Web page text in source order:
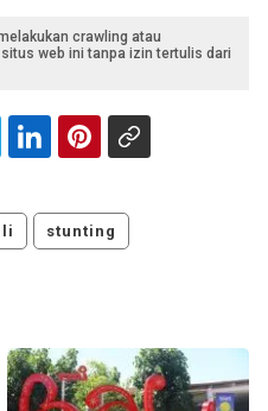
crawling atau
web ini tanpa izin tertulis dari
stunting